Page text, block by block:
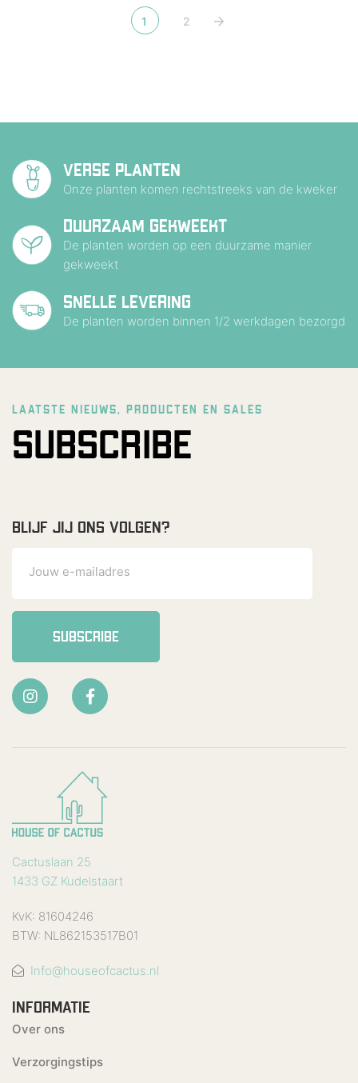
1 2
VERSE PLANTEN
Onze planten komen rechtstreeks van de kweker
DUURZAAM GEKWEEKT
De planten worden op een duurzame manier
gekweekt
SNELLE LEVERING
De planten worden binnen 1/2 werkdagen bezorgd
LAATSTE NIEUWS, PRODUCTEN EN SALES
SUBSCRIBE
BLIJF JIJ ONS VOLGEN?
SUBSCRIBE
Cactuslaan 25
1433 GZ Kudelstaart
KvK: 81604246
BTW: NL862153517B01
Info@houseofcactus.nl
INFORMATIE
Over ons
Verzorgingstips